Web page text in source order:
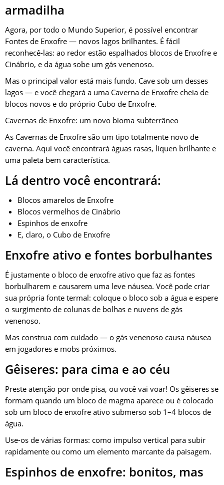
armadilha
Agora, por todo o Mundo Superior, é possível encontrar
Fontes de Enxofre — novos lagos brilhantes. É fácil
reconhecê-las: ao redor estão espalhados blocos de Enxofre e
Cinábrio, e da água sobe um gás venenoso.
Mas o principal valor está mais fundo. Cave sob um desses
lagos — e você chegará a uma Caverna de Enxofre cheia de
blocos novos e do próprio Cubo de Enxofre.
Cavernas de Enxofre: um novo bioma subterrâneo
As Cavernas de Enxofre são um tipo totalmente novo de
caverna. Aqui você encontrará águas rasas, líquen brilhante e
uma paleta bem característica.
Lá dentro você encontrará:
Blocos amarelos de Enxofre
Blocos vermelhos de Cinábrio
Espinhos de enxofre
E, claro, o Cubo de Enxofre
Enxofre ativo e fontes borbulhantes
É justamente o bloco de enxofre ativo que faz as fontes
borbulharem e causarem uma leve náusea. Você pode criar
sua própria fonte termal: coloque o bloco sob a água e espere
o surgimento de colunas de bolhas e nuvens de gás
venenoso.
Mas construa com cuidado — o gás venenoso causa náusea
em jogadores e mobs próximos.
Gêiseres: para cima e ao céu
Preste atenção por onde pisa, ou você vai voar! Os gêiseres se
formam quando um bloco de magma aparece ou é colocado
sob um bloco de enxofre ativo submerso sob 1–4 blocos de
água.
Use-os de várias formas: como impulso vertical para subir
rapidamente ou como um elemento marcante da paisagem.
Espinhos de enxofre: bonitos, mas